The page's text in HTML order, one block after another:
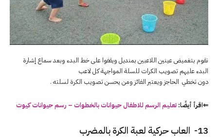
نقوم بتغميض عينين اللاعبين بمنديل ويقفوا على خط البدء وبعد سماع إشارة
البدء عليهم تصويب الكرات للسلة المواجهة كل لاعب
دون تخطي الحاجز ويعتبر الفائز ومن يحسن تصويب الكرة لسلته .
⇐اقرأ أيضًا: تعليم الرسم للاطفال حيوانات بالخطوات – رسم حيوانات كيوت
13- العاب حركية لعبة الكرة بالمضرب